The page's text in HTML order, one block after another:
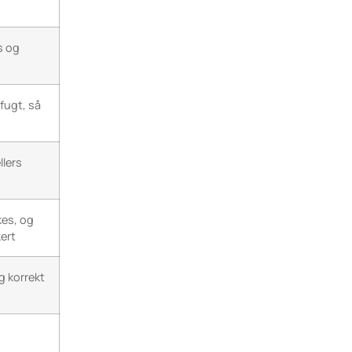
og
så
og
korrekt